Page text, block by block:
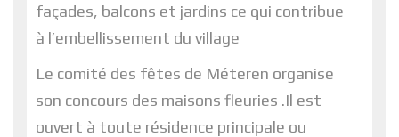
façades, balcons et jardins ce qui contribue
à l’embellissement du village
Le comité des fêtes de Méteren organise
son concours des maisons fleuries .Il est
ouvert à toute résidence principale ou